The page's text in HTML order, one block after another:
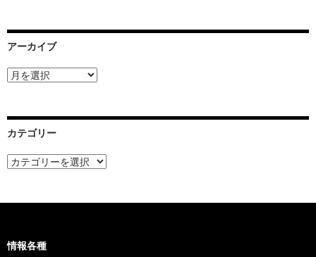
アーカイブ
ア
ー
ブ
カテゴリー
カ
テ
情報各種